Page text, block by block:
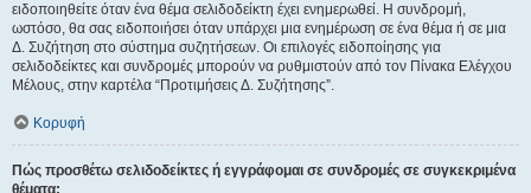
ειδοποιηθείτε όταν ένα θέμα σελιδοδείκτη έχει ενημερωθεί. Η συνδρομή,
ωστόσο, θα σας ειδοποιήσει όταν υπάρχει μια ενημέρωση σε ένα θέμα ή σε μια
Δ. Συζήτηση στο σύστημα συζητήσεων. Οι επιλογές ειδοποίησης για
σελιδοδείκτες και συνδρομές μπορούν να ρυθμιστούν από τον Πίνακα Ελέγχου
Μέλους, στην καρτέλα “Προτιμήσεις Δ. Συζήτησης”.
Κορυφή
Πώς προσθέτω σελιδοδείκτες ή εγγράφομαι σε συνδρομές σε συγκεκριμένα
θέματα;